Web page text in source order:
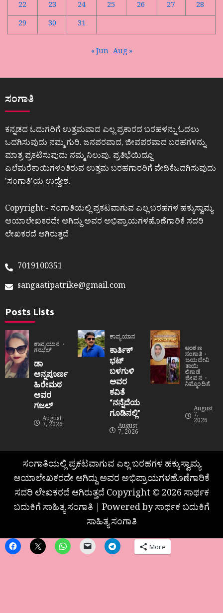
22
23 24 25 26 27
28
29
30 31
« Jun Aug »
ಸಂಗಾತಿ
ಕನ್ನಡದ ಓದುಗರಿಗೆ ಉತ್ತಮವಾದ ಎಲ್ಲ ಪ್ರಕಾರದ ಬರಹಳನ್ನು ಓದಲು
ಒದಗಿಸುವುದು ನಮ್ಮ ಗುರಿ. ಜನಪರವಾದ, ಜೀವಪರವಾದ ಬರಹಗಳನ್ನು
ಮಾತ್ರ ಪ್ರಕಟಿಸುವುದು ನಮ್ಮ ನಿಲುವು. ಪ್ರತಿಭೆಯಿದ್ದೂ
ಎಲೆಮರೆಕಾಯಿಗಳಂತಿರುವ ಉತ್ತಮ ಬರಹಗಾರರಿಗೆ ವೇದಿಕೆಒದಗಿಸುವುದು
ʼಸಂಗಾತಿʼಯ ಉದ್ದೇಶ.
Copyright:- ಸಂಗಾತಿಯಲ್ಲಿ ಪ್ರಕಟವಾಗುವ ಎಲ್ಲ ಬರಹಗಳ ಹಕ್ಕುಸ್ವಾಮ್ಯ
ಆಯಾಲೇಖಕರದೇ ಆಗಿದ್ದು ಅವರ ಅಭಿಪ್ರಾಯಗಳಹೊಣೆಗಾರಿಕೆ ಸದರಿ
ಲೇಖಕರದೆ ಆಗಿರುತ್ತದೆ
7019100351
sangaatipatrike@gmail.com
Posts Lists
ಕಾವ್ಯಯಾನ
ಗಝಲ್
ಡಾ
ಅನ್ನಪೂರ್ಣ
ಹಿರೇಮಠ
ಅವರ
ಗಜಲ್
August
7, 2026
ಕಾವ್ಯಯಾನ
ಕಾರ್ತಿಕ್
ಭಟ್
ಬಳಗುಳಿ
ಅವರ
ಕವಿತೆ
“ನನ್ನೆದೆಯ
ಗೂಡಿನಲ್ಲಿ”
August
7, 2026
ಅಂಕಣ
ಸಂಗಾತಿ
ಜಯದೇವಿ
ತಾಯಿ
ಲಿಗಾಡೆ
ಜೀವನ
ನಿಮ್ಮೊಂದಿಗೆ
August
7,
2026
ಸಂಗಾತಿಯಲ್ಲಿ ಪ್ರಕಟವಾಗುವ ಎಲ್ಲ ಬರಹಗಳ ಹಕ್ಕುಸ್ವಾಮ್ಯ
ಆಯಾಲೇಖಕರದೇ ಆಗಿದ್ದು ಅವರ ಅಭಿಪ್ರಾಯಗಳಹೊಣೆಗಾರಿಕೆ
ಸದರಿ ಲೇಖಕರದೆ ಆಗಿರುತ್ತದೆ Copyright © 2026 ಸಾರ್ಥಕ
ಬದುಕಿಗೆ ಸಾಹಿತ್ಯ ಸಂಗಾತಿ | Powered by ಸಾರ್ಥಕ ಬದುಕಿಗೆ
ಸಾಹಿತ್ಯ ಸಂಗಾತಿ
More